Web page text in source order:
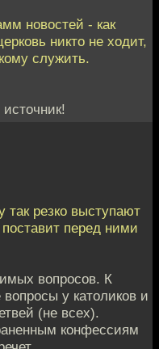
новостей - как
никто не ходит,
служить.
так резко выступают
перед ними
вопросов. К
у католиков и
(не всех).
конфессиям